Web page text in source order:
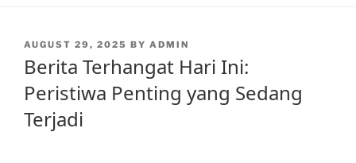
POSTED
AUGUST 29, 2025 BY ADMIN
Berita Terhangat Hari Ini:
Peristiwa Penting yang Sedang
Terjadi